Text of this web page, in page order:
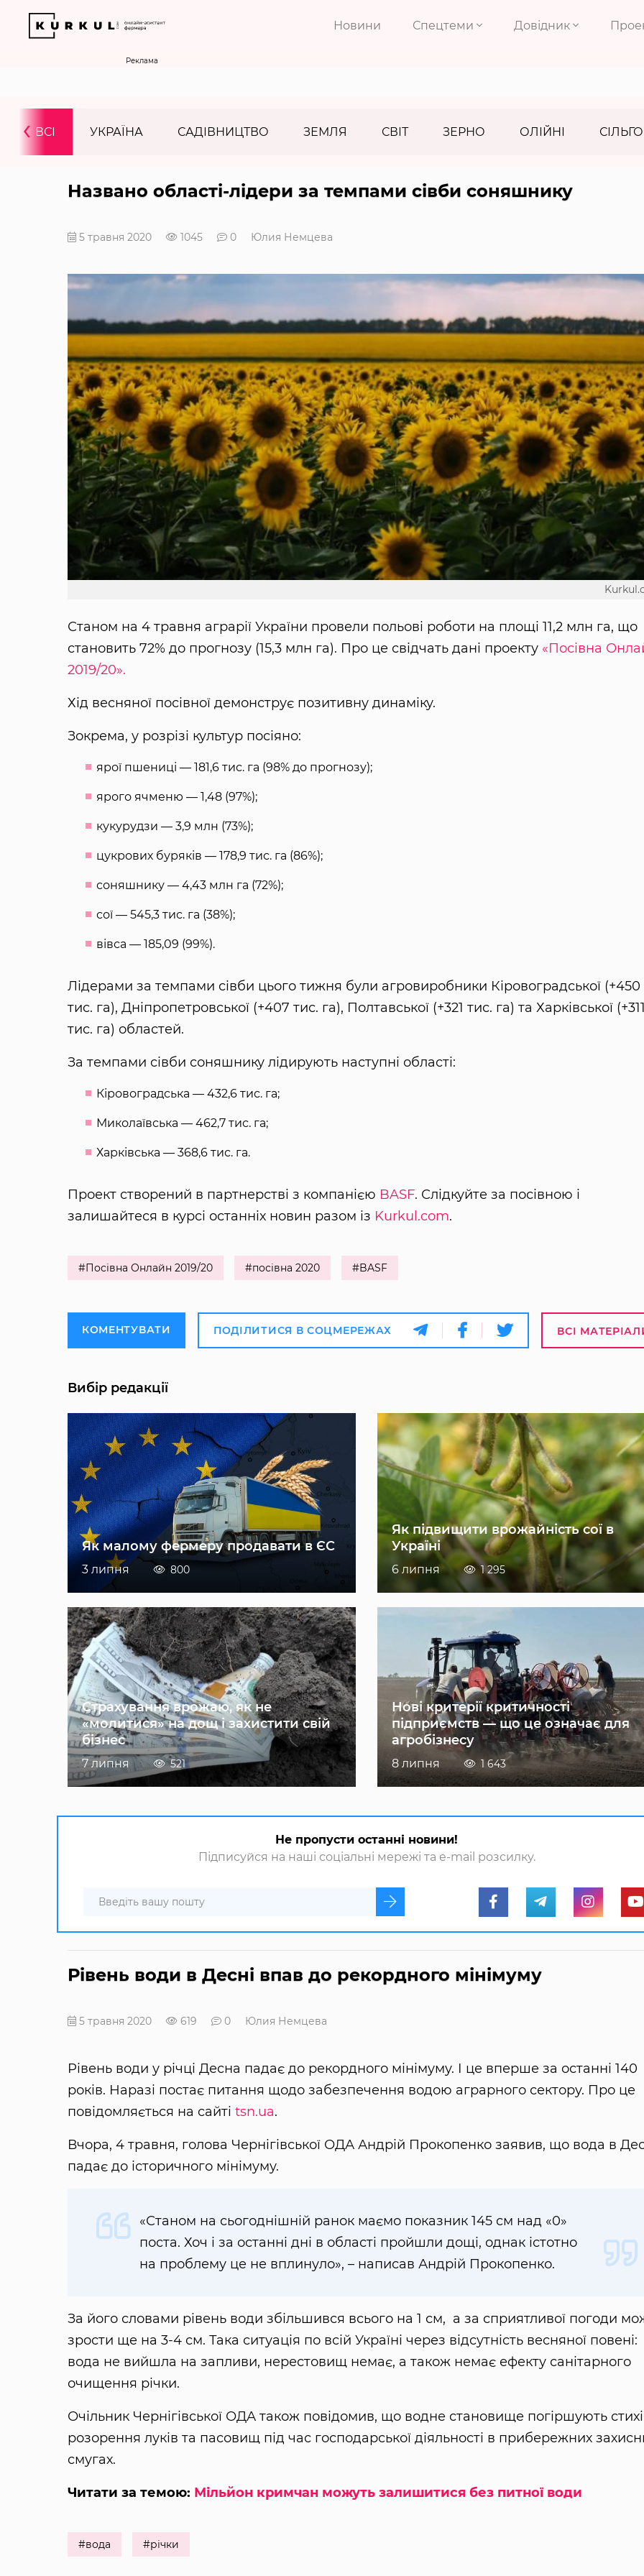
Новини Спецтеми Довідник
Реклама
ВСІ УКРАЇНА САДІВНИЦТВО ЗЕМЛЯ СВІТ ЗЕРНО ОЛІЙНІ
‹
Названо області-лідери за темпами сівби соняшнику
5 травня 2020 1045 0 Юлия Немцева
Станом на 4 травня аграрії України провели польові роботи на площі 11,2 млн га, що
становить 72% до прогнозу (15,3 млн га). Про це свідчать дані проекту «Посівна
2019/20».
Хід весняної посівної демонструє позитивну динаміку.
Зокрема, у розрізі культур посіяно:
ярої пшениці — 181,6 тис. га (98% до прогнозу);
ярого ячменю — 1,48 (97%);
кукурудзи — 3,9 млн (73%);
цукрових буряків — 178,9 тис. га (86%);
соняшнику — 4,43 млн га (72%);
сої — 545,3 тис. га (38%);
вівса — 185,09 (99%).
Лідерами за темпами сівби цього тижня були агровиробники Кіровоградської (+450
тис. га), Дніпропетровської (+407 тис. га), Полтавської (+321 тис. га) та Харківської
тис. га) областей.
За темпами сівби соняшнику лідирують наступні області:
Кіровоградська — 432,6 тис. га;
Миколаївська — 462,7 тис. га;
Харківська — 368,6 тис. га.
Проект створений в партнерстві з компанією BASF. Слідкуйте за посівною і
залишайтеся в курсі останніх новин разом із Kurkul.com.
#Посівна Онлайн 2019/20 #посівна 2020 #BASF
КОМЕНТУВАТИ ПОДІЛИТИСЯ В СОЦМЕРЕЖАХ ВСІ
Вибір редакції
Як малому фермеру продавати в ЄС
3 липня 800
Як підвищити врожайність сої в
Україні
6 липня 1 295
Страхування врожаю, як не
«молитися» на дощ і захистити свій
бізнес
7 липня 521
Нові критерії критичності
підприємств — що це означає для
агробізнесу
8 липня 1 643
Не пропусти останні новини!
Підписуйся на наші соціальні мережі та e-mail розсилку.
Рівень води в Десні впав до рекордного мінімуму
5 травня 2020 619 0 Юлия Немцева
Рівень води у річці Десна падає до рекордного мінімуму. І це вперше за останні 140
років. Наразі постає питання щодо забезпечення водою аграрного сектору. Про це
повідомляється на сайті tsn.ua.
Вчора, 4 травня, голова Чернігівської ОДА Андрій Прокопенко заявив, що вода в
падає до історичного мінімуму.
«Станом на сьогоднішній ранок маємо показник 145 см над «0»
поста. Хоч і за останні дні в області пройшли дощі, однак істотно
на проблему це не вплинуло», – написав Андрій Прокопенко.
За його словами рівень води збільшився всього на 1 см, а за сприятливої погоди
зрости ще на 3-4 см. Така ситуація по всій Україні через відсутність весняної повені:
вода не вийшла на запливи, нерестовищ немає, а також немає ефекту санітарного
очищення річки.
Очільник Чернігівської ОДА також повідомив, що водне становище погіршують
розорення луків та пасовищ під час господарської діяльності в прибережних
смугах.
Читати за темою: Мільйон кримчан можуть залишитися без питної води
#вода #річки